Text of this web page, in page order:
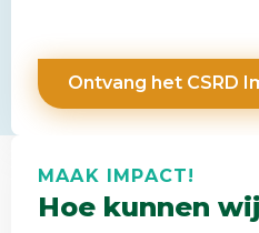
MAAK IMPACT!
Hoe kunnen